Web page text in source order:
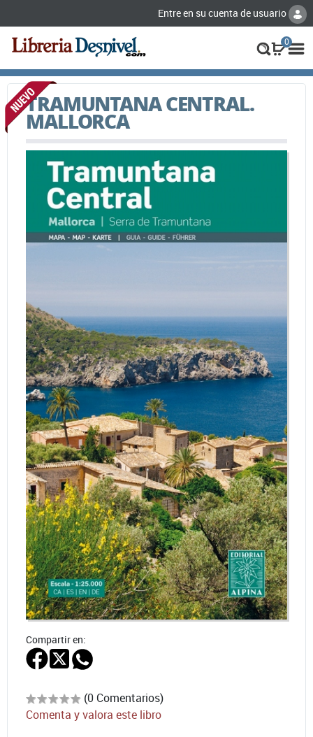
Entre en su cuenta de usuario
0
TRAMUNTANA CENTRAL.
MALLORCA
Compartir en:
(0 Comentarios)
Comenta y valora este libro